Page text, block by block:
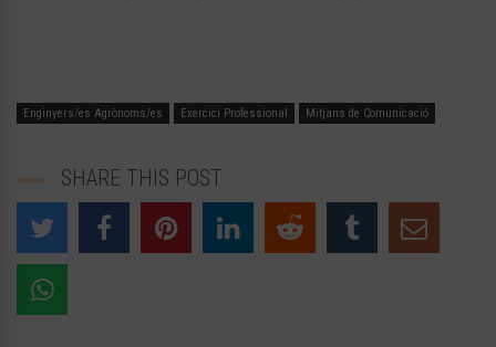
Enginyers/es Agrònoms/es Exercici Professional Mitjans de Comunicació
SHARE THIS POST